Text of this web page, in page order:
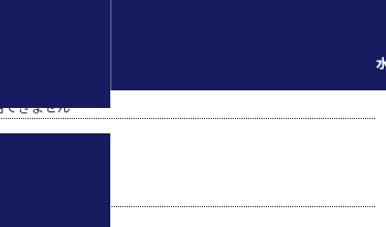
きません